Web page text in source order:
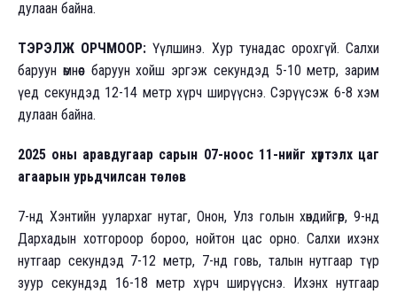
дулаан байна.
ТЭРЭЛЖ ОРЧМООР: Үүлшинэ. Хур тунадас орохгүй. Салхи
баруун өмнөөс баруун хойш эргэж секундэд 5-10 метр, зарим
үед секундэд 12-14 метр хүрч ширүүснэ. Сэрүүсэж 6-8 хэм
дулаан байна.
2025 оны аравдугаар сарын 07-ноос 11-нийг хүртэлх цаг
агаарын урьдчилсан төлөв
7-нд Хэнтийн уулархаг нутаг, Онон, Улз голын хөндийгөөр, 9-нд
Дархадын хотгороор бороо, нойтон цас орно. Салхи ихэнх
нутгаар секундэд 7-12 метр, 7-нд говь, талын нутгаар түр
зуур секундэд 16-18 метр хүрч ширүүснэ. Ихэнх нутгаар